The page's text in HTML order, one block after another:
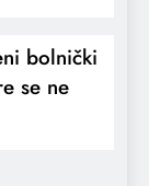
bolnički
se ne